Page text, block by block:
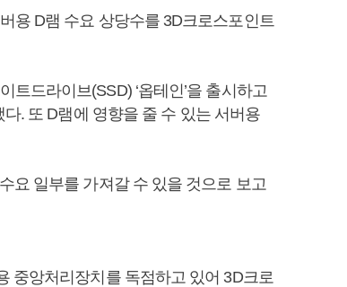
용 D램 수요 상당수를 3D크로스포인트
드라이브(SSD) ‘옵테인’을 출시하고
. 또 D램에 영향을 줄 수 있는 서버용
요 일부를 가져갈 수 있을 것으로 보고
중앙처리장치를 독점하고 있어 3D크로